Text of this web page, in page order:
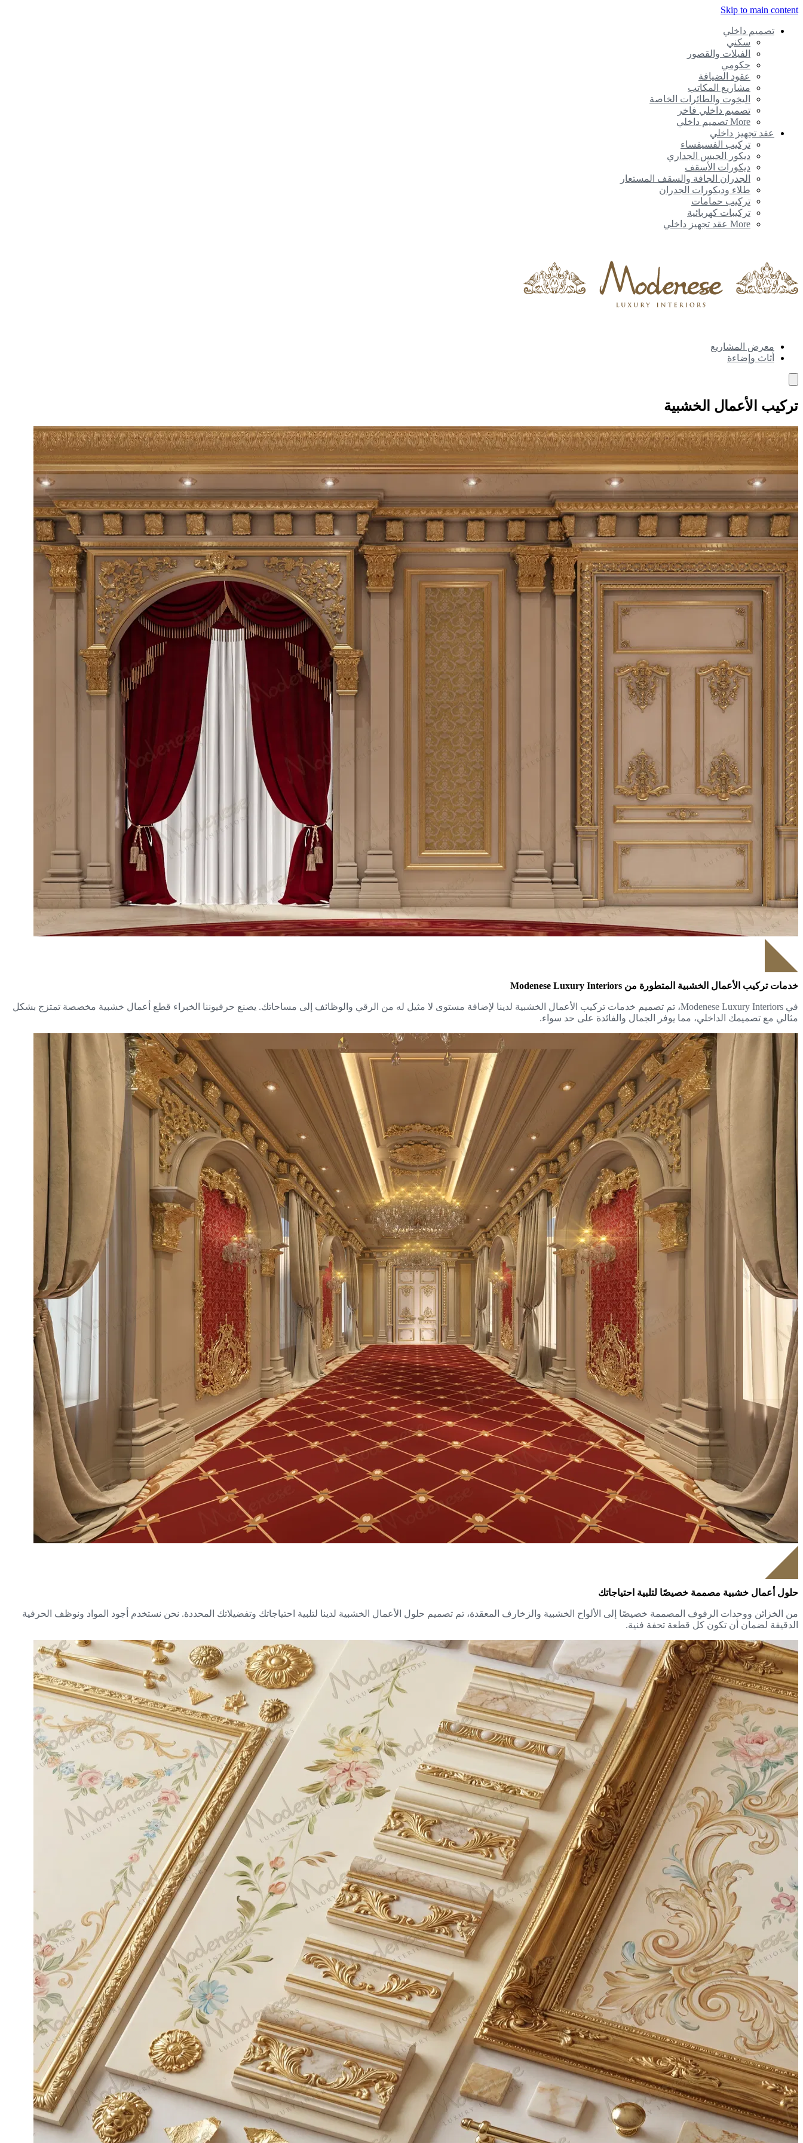
Skip to main content
تصميم داخلي
سكني
الفيلات والقصور
حكومي
عقود الضيافة
مشاريع المكاتب
اليخوت والطائرات الخاصة
تصميم داخلي فاخر
More تصميم داخلي
عقد تجهيز داخلي
تركيب الفسيفساء
ديكور الجبس الجداري
ديكورات الأسقف
الجدران الجافة والسقف المستعار
طلاء وديكورات الجدران
تركيب حمامات
تركيبات كهربائية
More عقد تجهيز داخلي
معرض المشاريع
أثاث وإضاءة
تركيب الأعمال الخشبية
خدمات تركيب الأعمال الخشبية المتطورة من Modenese Luxury Interiors
في Modenese Luxury Interiors، تم تصميم خدمات تركيب الأعمال الخشبية لدينا لإضافة مستوى لا مثيل له من الرقي والوظائف إلى مساحاتك. يصنع حرفيوننا الخبراء قطع أعمال خشبية مخصصة تمتزج بشكل
مثالي مع تصميمك الداخلي، مما يوفر الجمال والفائدة على حد سواء.
حلول أعمال خشبية مصممة خصيصًا لتلبية احتياجاتك
من الخزائن ووحدات الرفوف المصممة خصيصًا إلى الألواح الخشبية والزخارف المعقدة، تم تصميم حلول الأعمال الخشبية لدينا لتلبية احتياجاتك وتفضيلاتك المحددة. نحن نستخدم أجود المواد ونوظف الحرفية
الدقيقة لضمان أن تكون كل قطعة تحفة فنية.